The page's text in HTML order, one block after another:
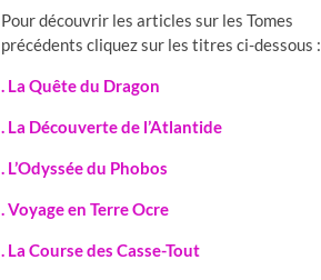
Pour découvrir les articles sur les Tomes
précédents cliquez sur les titres ci-dessous :
. La Quête du Dragon
. La Découverte de l’Atlantide
. L’Odyssée du Phobos
. Voyage en Terre Ocre
. La Course des Casse-Tout